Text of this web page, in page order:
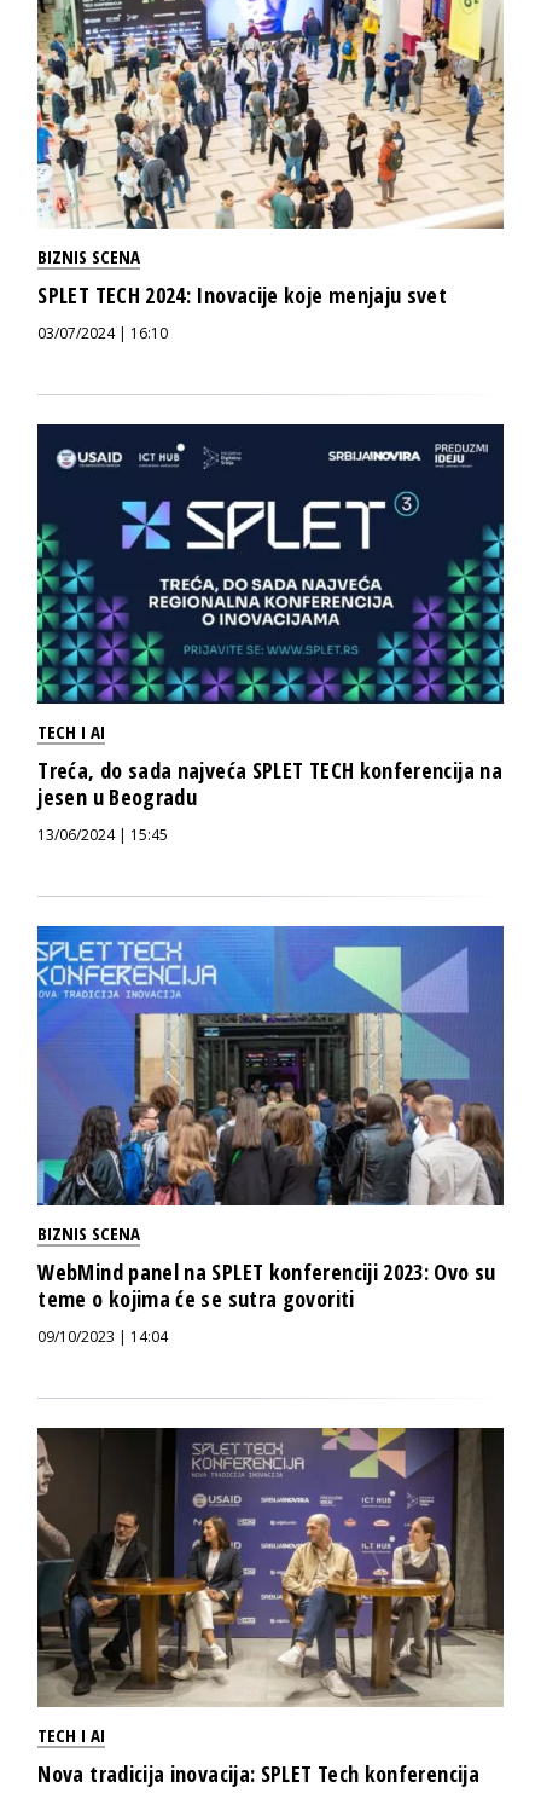
BIZNIS SCENA
SPLET TECH 2024: Inovacije koje menjaju svet
03/07/2024 | 16:10
TECH I AI
Treća, do sada najveća SPLET TECH konferencija na
jesen u Beogradu
13/06/2024 | 15:45
BIZNIS SCENA
WebMind panel na SPLET konferenciji 2023: Ovo su
teme o kojima će se sutra govoriti
09/10/2023 | 14:04
TECH I AI
Nova tradicija inovacija: SPLET Tech konferencija